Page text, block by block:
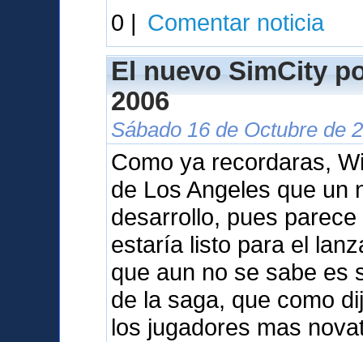
0 | Comentar noticia
El nuevo SimCity
2006
Sábado 16 de Octubre de
Como ya recordaras,
de Los Angeles que un
desarrollo, pues
estaría listo para el
que aun no se sabe es
de la saga, que como
los jugadores mas